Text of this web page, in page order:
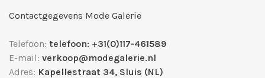
Contactgegevens Mode Galerie
Telefoon: telefoon: +31(0)117-461589
E-mail: verkoop@modegalerie.nl
Adres: Kapellestraat 34, Sluis (NL)